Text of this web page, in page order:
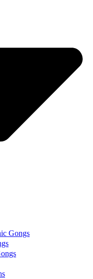
Gongs